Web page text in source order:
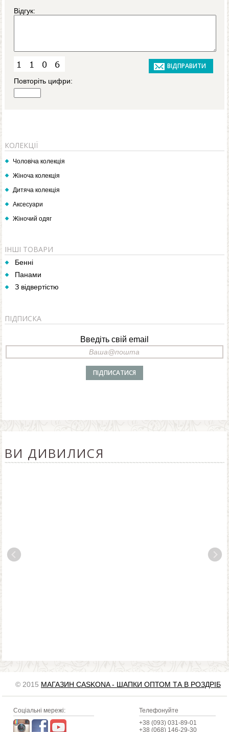
Відгук:
Повторіть цифри:
КОЛЕКЦІЇ
Чоловіча колекція
Жіноча колекція
Дитяча колекція
Аксесуари
Жіночий одяг
ІНШІ ТОВАРИ
Бенні
Панами
З відвертістю
ПІДПИСКА
Введіть свій email
ВИ ДИВИЛИСЯ
© 2015 МАГАЗИН CASKONA - ШАПКИ ОПТОМ ТА В РОЗДРІБ
Соціальні мережі:
Телефонуйте
+38 (093) 031-89-01
+38 (068) 146-29-30